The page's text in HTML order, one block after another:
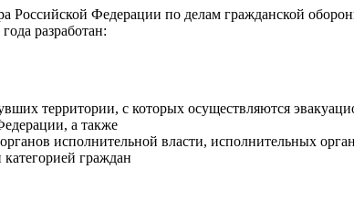
Российской Федерации по делам гражданской
разработан:
территории, с которых осуществляются
а также
исполнительной власти, исполнительных
граждан